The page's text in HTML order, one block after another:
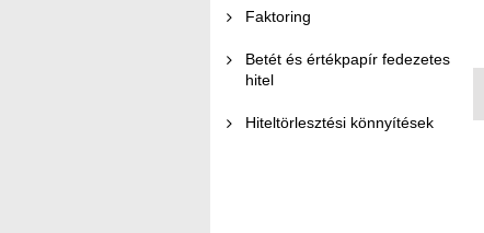
Faktoring
Betét és értékpapír fedezetes
hitel
Hiteltörlesztési könnyítések